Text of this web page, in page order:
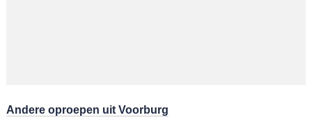
Andere oproepen uit Voorburg